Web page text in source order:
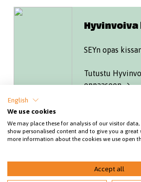
SEYn opas
Tutustu
oppaaseen →
© 2026 Meri-Lapin
English
We use cookies
We may place these for analysis of our visitor
show personalised content and to give you a great
more information about the cookies we use open
Accept all